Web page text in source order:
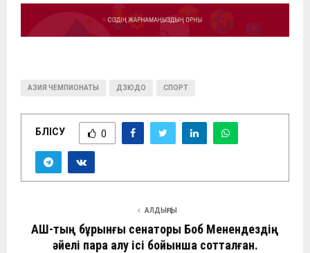
АЗИЯ ЧЕМПИОНАТЫ ДЗЮДО СПОРТ
БӨЛІСУ 0
АЛДЫҢҒЫ
АҚШ-тың бұрынғы сенаторы Боб Менендездің
әйелі пара алу ісі бойынша сотталған.